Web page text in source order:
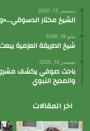
ديسمبر 12, 2020
الشيخ مختار
مايو 19, 2026
شيخ الطريقة العزمية
سبتمبر 10, 2025
باحث صوفي يكشف
والمديح النبوي
اخر المقالات